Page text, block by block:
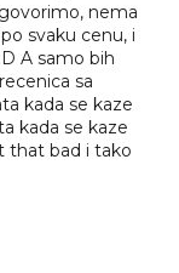
nema
svaku cenu, i
A samo bih
sa
kada se kaze
kada se kaze
that bad i tako